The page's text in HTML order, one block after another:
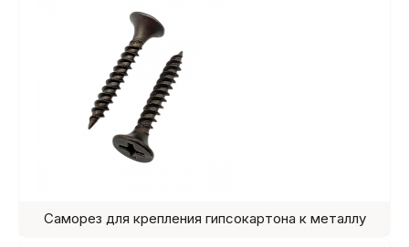
Саморез для крепления гипсокартона к металлу